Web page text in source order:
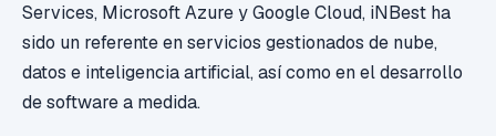
Services, Microsoft Azure y Google Cloud, iNBest ha
sido un referente en servicios gestionados de nube,
datos e inteligencia artificial, así como en el desarrollo
de software a medida.